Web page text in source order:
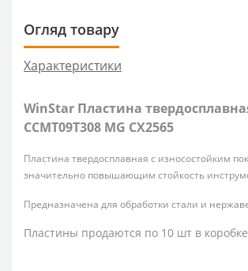
Огляд товару
Характеристики
WinStar Пластина
CCMT09T308 MG CX2565
Пластина твердосплавная с износостойким
значительно повышающим стойкость
Предназначена для обработки стали и
Пластины продаются по 10 шт в